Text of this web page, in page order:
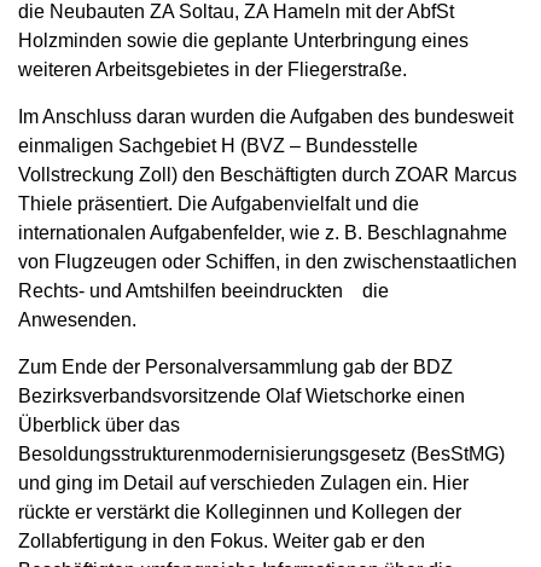
die Neubauten ZA Soltau, ZA Hameln mit der AbfSt
Holzminden sowie die geplante Unterbringung eines
weiteren Arbeitsgebietes in der Fliegerstraße.
Im Anschluss daran wurden die Aufgaben des bundesweit
einmaligen Sachgebiet H (BVZ – Bundesstelle
Vollstreckung Zoll) den Beschäftigten durch ZOAR Marcus
Thiele präsentiert. Die Aufgabenvielfalt und die
internationalen Aufgabenfelder, wie z. B. Beschlagnahme
von Flugzeugen oder Schiffen, in den zwischenstaatlichen
Rechts- und Amtshilfen beeindruckten die
Anwesenden.
Zum Ende der Personalversammlung gab der BDZ
Bezirksverbandsvorsitzende Olaf Wietschorke einen
Überblick über das
Besoldungsstrukturenmodernisierungsgesetz (BesStMG)
und ging im Detail auf verschieden Zulagen ein. Hier
rückte er verstärkt die Kolleginnen und Kollegen der
Zollabfertigung in den Fokus. Weiter gab er den